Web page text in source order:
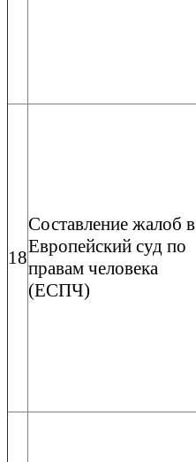
18
Составление жалоб в
Европейский суд по
правам человека
(ЕСПЧ)